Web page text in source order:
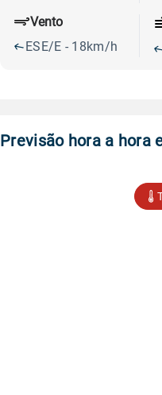
Vento
ESE/E - 18km/h
Previsão hora a hora